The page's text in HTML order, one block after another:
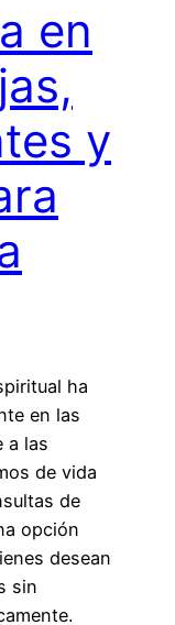
en
y
ha
en las
a las
de vida
de
opción
desean
sin